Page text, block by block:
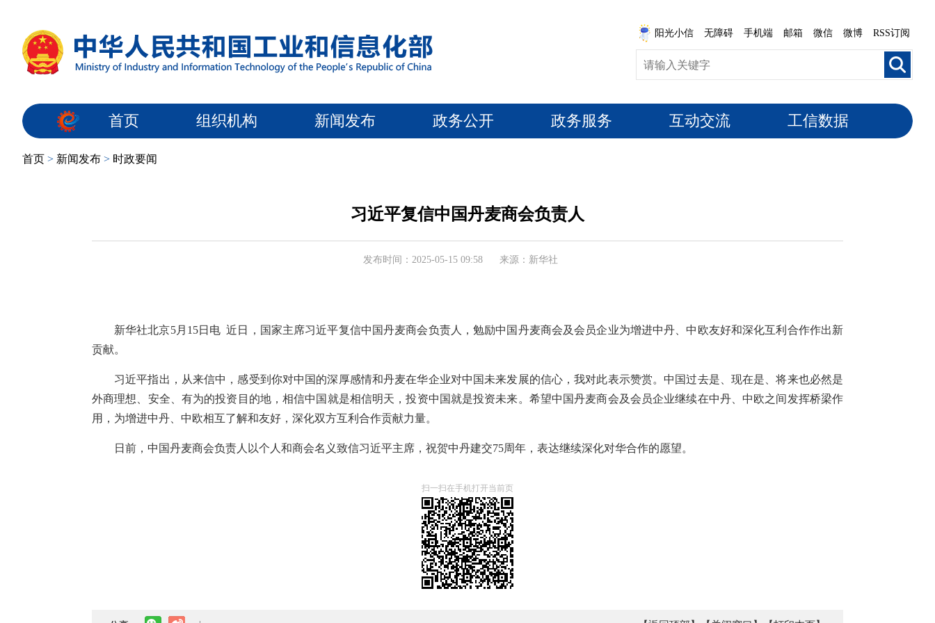
阳光小信 无障碍 手机端 邮箱 微信 微博 RSS订阅
首页 组织机构 新闻发布 政务公开 政务服务 互动交流 工信数据
首页 > 新闻发布 > 时政要闻
习近平复信中国丹麦商会负责人
发布时间：2025-05-15 09:58 来源：新华社
新华社北京5月15日电 近日，国家主席习近平复信中国丹麦商会负责人，勉励中国丹麦商会及会员企业为增进中丹、中欧友好和深化互利合作作出新
贡献。
习近平指出，从来信中，感受到你对中国的深厚感情和丹麦在华企业对中国未来发展的信心，我对此表示赞赏。中国过去是、现在是、将来也必然是
外商理想、安全、有为的投资目的地，相信中国就是相信明天，投资中国就是投资未来。希望中国丹麦商会及会员企业继续在中丹、中欧之间发挥桥梁作
用，为增进中丹、中欧相互了解和友好，深化双方互利合作贡献力量。
日前，中国丹麦商会负责人以个人和商会名义致信习近平主席，祝贺中丹建交75周年，表达继续深化对华合作的愿望。
扫一扫在手机打开当前页